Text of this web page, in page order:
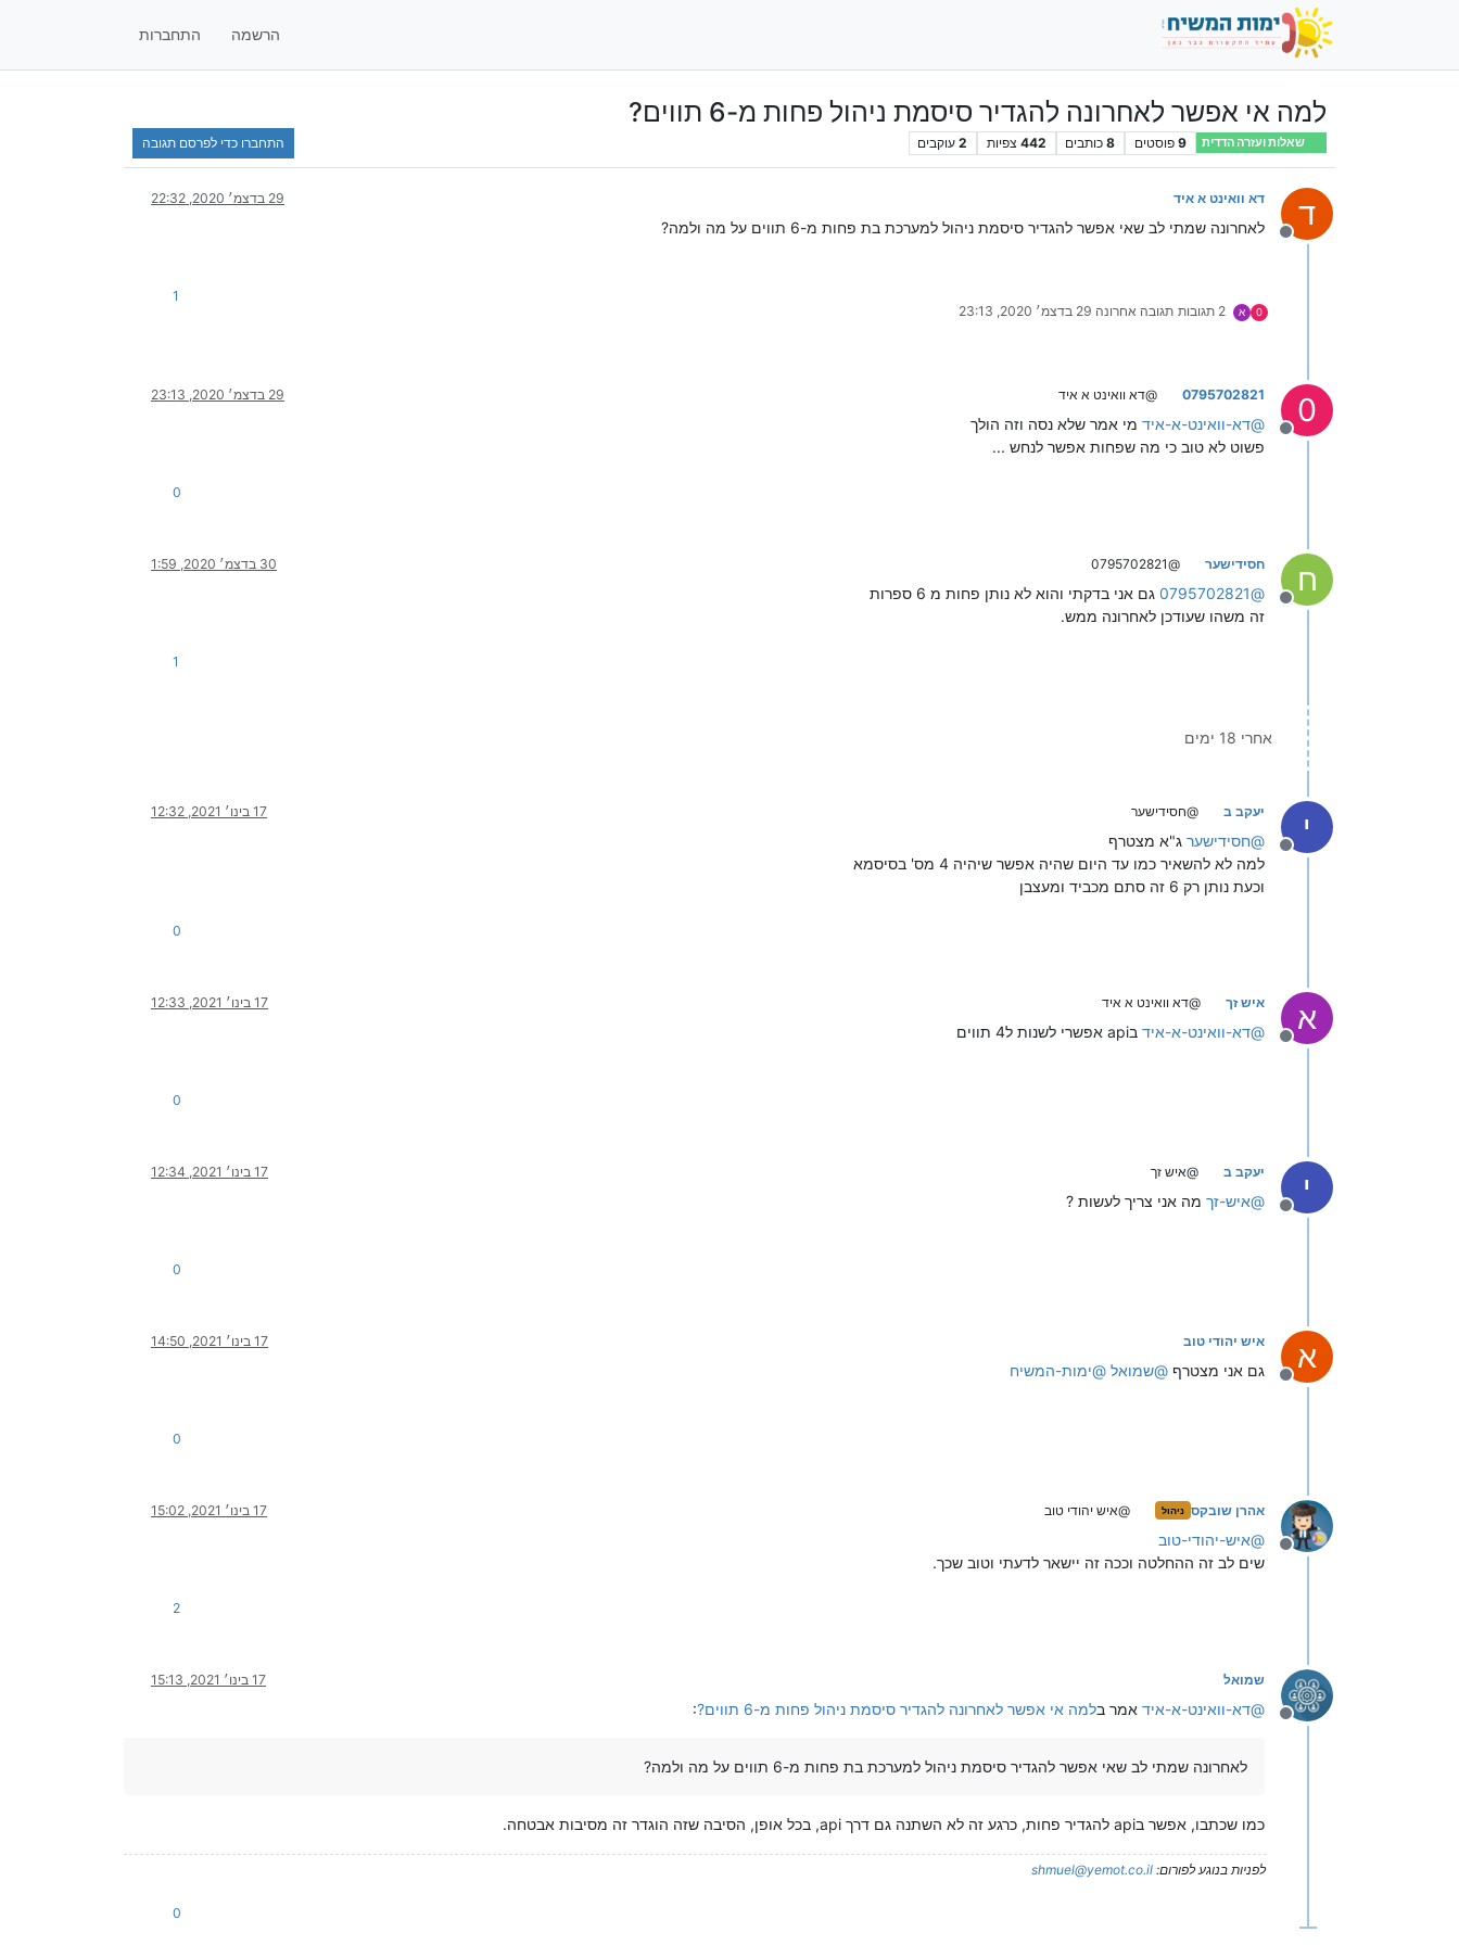
הרשמה התחברות
למה אי אפשר לאחרונה להגדיר סיסמת ניהול פחות מ-6 תווים?
שאלות ועזרה הדדית 9 פוסטים 8 כותבים 442 צפיות 2 עוקבים התחברו כדי לפרסם תגובה
ד
מנותק
דא וואינט א איד 29 בדצמ׳ 2020, 22:32
לאחרונה שמתי לב שאי אפשר להגדיר סיסמת ניהול למערכת בת פחות מ-6 תווים על מה ולמה?
0 א 2 תגובות תגובה אחרונה 29 בדצמ׳ 2020, 23:13
1
0
מנותק
0795702821 @דא וואינט א איד 29 בדצמ׳ 2020, 23:13
@דא-וואינט-א-איד מי אמר שלא נסה וזה הולך
פשוט לא טוב כי מה שפחות אפשר לנחש ...
0
ח
מנותק
חסידישער @0795702821 30 בדצמ׳ 2020, 1:59
@
0795702821 גם אני בדקתי והוא לא נותן פחות מ 6 ספרות
זה משהו שעודכן לאחרונה ממש.
1
אחרי 18 ימים
י
מנותק
יעקב ב @חסידישער 17 בינו׳ 2021, 12:32
@חסידישער ג"א מצטרף
למה לא להשאיר כמו עד היום שהיה אפשר שיהיה 4 מס' בסיסמא
וכעת נותן רק 6 זה סתם מכביד ומעצבן
0
א
מנותק
איש זך @דא וואינט א איד 17 בינו׳ 2021, 12:33
@דא-וואינט-א-איד בapi אפשרי לשנות ל4 תווים
0
י
מנותק
יעקב ב @איש זך 17 בינו׳ 2021, 12:34
@איש-זך מה אני צריך לעשות ?
0
א
מנותק
איש יהודי טוב 17 בינו׳ 2021, 14:50
גם אני מצטרף @שמואל @ימות-המשיח
0
מנותק
אהרן שובקס ניהול @איש יהודי טוב 17 בינו׳ 2021, 15:02
@איש-יהודי-טוב
שים לב זה ההחלטה וככה זה יישאר לדעתי וטוב שכך.
2
מנותק
שמואל 17 בינו׳ 2021, 15:13
@דא-וואינט-א-איד אמר בלמה אי אפשר לאחרונה להגדיר סיסמת ניהול פחות מ-6 תווים? :
לאחרונה שמתי לב שאי אפשר להגדיר סיסמת ניהול למערכת בת פחות מ-6 תווים על מה ולמה?
כמו שכתבו, אפשר בapi להגדיר פחות, כרגע זה לא השתנה גם דרך api, בכל אופן, הסיבה שזה הוגדר זה מסיבות אבטחה.
לפניות בנוגע לפורום: shmuel@yemot.co.il
0